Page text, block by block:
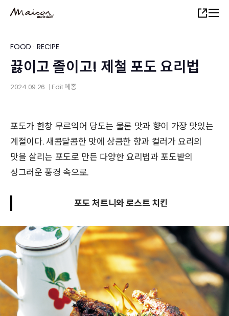
content
Share
FOOD · RECIPE
끓이고 졸이고! 제철 포도 요리법
2024.09.26 Edit메종
포도가 한창 무르익어 당도는 물론 맛과 향이 가장 맛있는
계절이다. 새콤달콤한 맛에 상큼한 향과 컬러가 요리의
맛을 살리는 포도로 만든 다양한 요리법과 포도밭의
싱그러운 풍경 속으로.
포도 처트니와 로스트 치킨